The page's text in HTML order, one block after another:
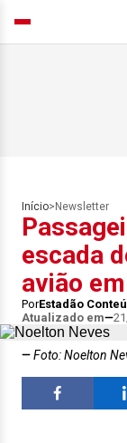
Início> Newsletter
escada
avião
PorEstadão
Atualizado em
Foto: Noelton